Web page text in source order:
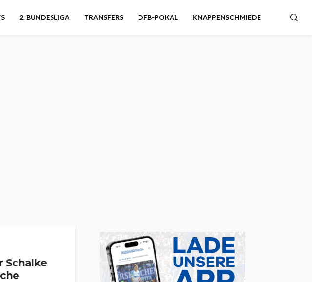
2. BUNDESLIGA TRANSFERS DFB-POKAL KNAPPENSCHMIEDE
Schalke